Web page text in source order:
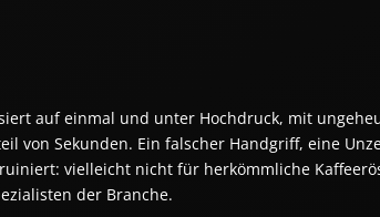
auf einmal und unter Hochdruck, mit
von Sekunden. Ein falscher Handgriff, eine
vielleicht nicht für herkömmliche
der Branche.